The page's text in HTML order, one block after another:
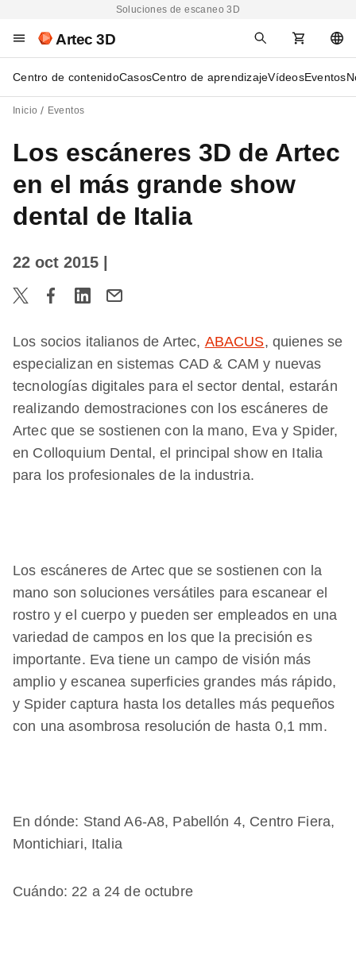
Soluciones de escaneo 3D
Artec 3D
Centro de contenidoCasosCentro de aprendizajeVídeosEventos
Inicio Eventos
Los escáneres 3D de Artec
en el más grande show
dental de Italia
22 oct 2015
Los socios italianos de Artec, ABACUS, quienes se
especializan en sistemas CAD & CAM y nuevas
tecnologías digitales para el sector dental, estarán
realizando demostraciones con los escáneres de
Artec que se sostienen con la mano, Eva y Spider,
en Colloquium Dental, el principal show en Italia
para los profesionales de la industria.
Los escáneres de Artec que se sostienen con la
mano son soluciones versátiles para escanear el
rostro y el cuerpo y pueden ser empleados en una
variedad de campos en los que la precisión es
importante. Eva tiene un campo de visión más
amplio y escanea superficies grandes más rápido,
y Spider captura hasta los detalles más pequeños
con una asombrosa resolución de hasta 0,1 mm.
En dónde: Stand A6-A8, Pabellón 4, Centro Fiera,
Montichiari, Italia
Cuándo: 22 a 24 de octubre